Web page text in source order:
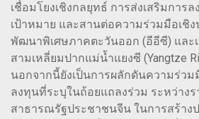
เชื่อมโยงเชิงกลยุทธ์ การส่งเสริมการ
เป้าหมาย และสานต่อความร่วมมือเชิ
พัฒนาพิเศษภาคตะวันออก (อีอีซี) และ
สามเหลี่ยมปากแม่น้ำแยงซี (Yangtze
นอกจากนี้ยังเป็นการผลักดันความร่ว
ลงทุนที่ระบุในถ้อยแถลงร่วม ระหว่าง
สาธารณรัฐประชาชนจีน ในการสร้า